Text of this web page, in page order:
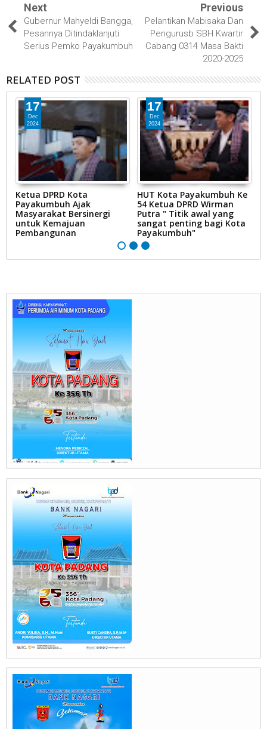
Next
Gubernur Mahyeldi Bangga,
Pesannya Ditindaklanjuti
Serius Pemko Payakumbuh
Previous
Pelantikan Mabisaka Dan
Pengurusb SBH Kwartir
Cabang 0314 Masa Bakti
2020-2025
RELATED POST
17
Dec
2024
Ketua DPRD Kota
Payakumbuh Ajak
Masyarakat Bersinergi
untuk Kemajuan
Pembangunan
17
Dec
2024
HUT Kota Payakumbuh Ke
54 Ketua DPRD Wirman
Putra " Titik awal yang
sangat penting bagi Kota
Payakumbuh"